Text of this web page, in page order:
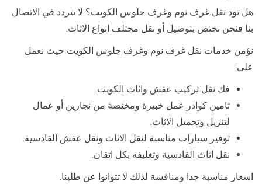
هل تود نقل غرف نوم وغرف جلوس الكويت؟ لا تتردد في الاتصال
بنا فنحن نختص بتوصيل أو نقل مختلف انواع الاثاث.
نؤمن خدمات نقل غرف نوم وغرف جلوس الكويت حيث نعمل
على:
فك نقل تركيب عفش واثاث الكويت.
تامين كوادر عمل خبيرة ومختصة من نجارين أو عمال
لتنزيل وتحميل الاثاث.
توفير سيارات مناسبة لنقل الاثاث ونقل عفش القادسية.
نقل اثاث القادسية وتغليفه بكل اتقان.
اسعار مناسبة جدا ومنافسة لذلك لا تتوانوا عن طلبنا.